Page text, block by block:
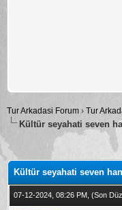
Tur Arkadasi Forum › Tur
Kültür seyahati seven
0
Kültür seyahati seven
07-12-2024, 08:26 PM, (Son